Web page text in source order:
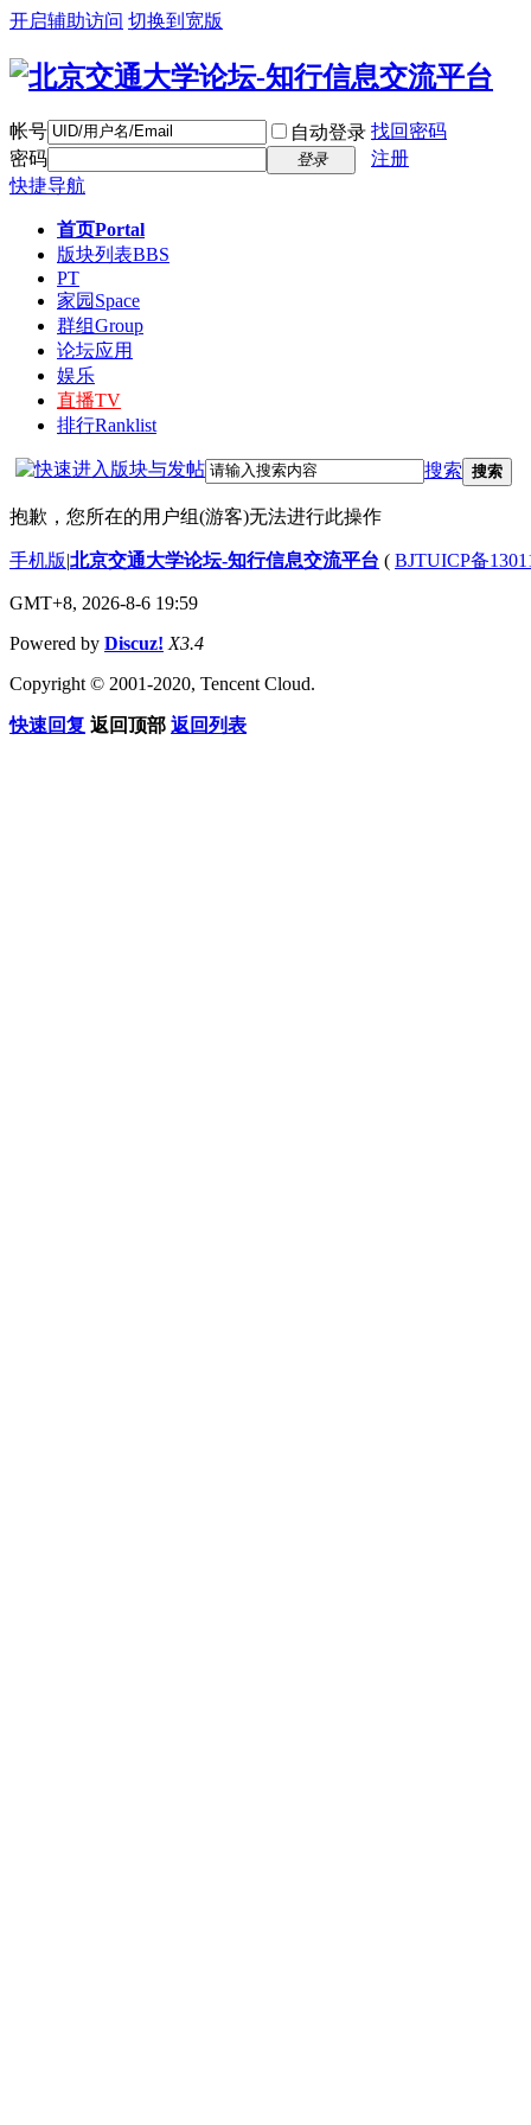
开启辅助访问 切换到宽版
帐号 自动登录 找回密码
密码
登录
注册
快捷导航
首页Portal
版块列表BBS
PT
家园 Space
群组Group
论坛应用
娱乐
直播TV
排行Ranklist
搜索 搜索
抱歉，您所在的用户组(游客)无法进行此操作
手机版|北京交通大学论坛-知行信息交流平台 ( BJTUICP备
GMT+8, 2026-8-6 19:59
Powered by Discuz! X3.4
Copyright © 2001-2020, Tencent Cloud.
快速回复 返回顶部 返回列表